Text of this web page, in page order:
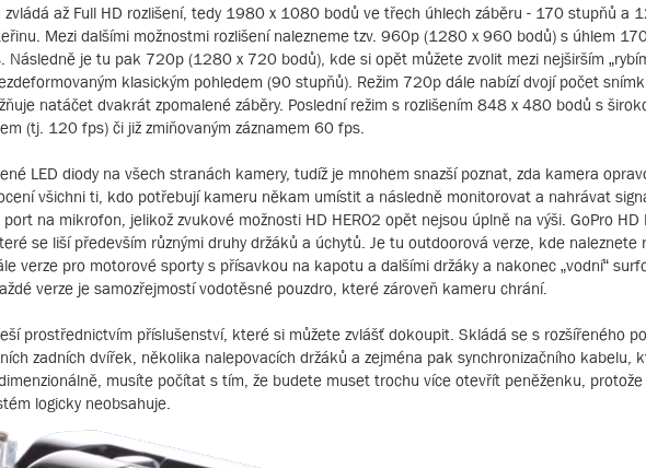
až Full HD rozlišení, tedy 1980 x 1080 bodů ve třech úhlech záběru - 170 stupňů a
Mezi dalšími možnostmi rozlišení nalezneme tzv. 960p (1280 x 960 bodů) s úhlem
je tu pak 720p (1280 x 720 bodů), kde si opět můžete zvolit mezi nejširším
klasickým pohledem (90 stupňů). Režim 720p dále nabízí dvojí počet
natáčet dvakrát zpomalené záběry. Poslední režim s rozlišením 848 x 480 bodů s
(tj. 120 fps) či již zmiňovaným záznamem 60 fps.
LED diody na všech stranách kamery, tudíž je mnohem snazší poznat, zda kamera
všichni ti, kdo potřebují kameru někam umístit a následně monitorovat a nahrávat
na mikrofon, jelikož zvukové možnosti HD HERO2 opět nejsou úplně na výši. GoPro HD
se liší především různými druhy držáků a úchytů. Je tu outdoorová verze, kde naleznete
verze pro motorové sporty s přísavkou na kapotu a dalšími držáky a nakonec „vodní“
verze je samozřejmostí vodotěsné pouzdro, které zároveň kameru chrání.
prostřednictvím příslušenství, které si můžete zvlášť dokoupit. Skládá se s rozšířeného
zadních dvířek, několika nalepovacích držáků a zejména pak synchronizačního kabelu,
musíte počítat s tím, že budete muset trochu více otevřít peněženku,
logicky neobsahuje.